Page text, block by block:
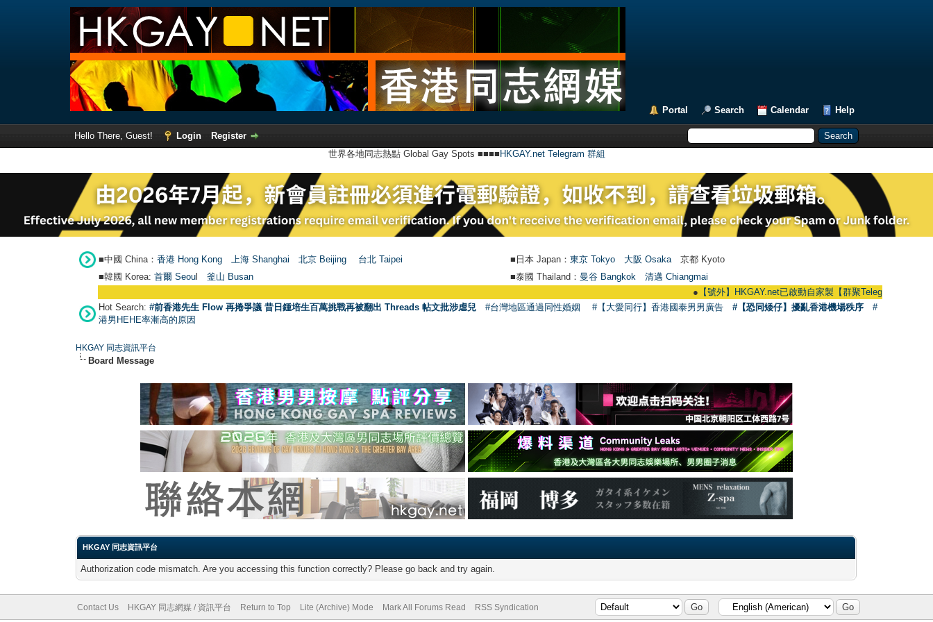
Portal Search Calendar Help
Hello There, Guest! Login
Register
世界各地同志熱點 Global Gay Spots ■■■■ HKGAY.net Telegram 群組
■中國 China： 香港 Hong Kong 上海 Shanghai 北京 Beijing 台北 Taipei ■日本 Japan： 東京 Tokyo 大阪 Osaka 京都 Kyoto
■韓國 Korea: 首爾 Seou 釜山 Busan ■泰國 Thailand： 曼谷 Bangkok
清邁 Chiangmai
【號外】HKGAY.net已啟動自家製【群聚Telegram群組】
Hot Search: #前香港先生 Flow 再捲爭議 昔日鍾培生百萬挑戰再被翻出 Threads 帖文批涉虐兒 #台灣地區通過同性婚姻 #【大愛同行】香港國泰男男廣告 #【恐同矮仔】擾亂香港機場秩序
#
港男HEHE率漸高的原因
HKGAY 同志資訊平台
Board Message
HKGAY 同志資訊平台
Authorization code mismatch. Are you accessing this function correctly? Please go back and try again.
Contact Us HKGAY 同志網媒 / 資訊平台 Return to Top Lite (Archive) Mode Mark All Forums Read RSS Syndication